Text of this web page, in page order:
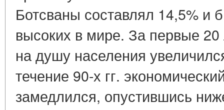
Ботсваны составлял 14,5% и
высоких в мире. За первые 20
на душу населения
течение 90-х гг.
замедлился, опустившись